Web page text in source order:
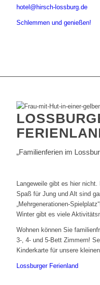
hotel@hirsch-lossburg.de
Schlemmen und genießen!
„Familienferien im
Langeweile gibt es hier
Spaß für Jung und Alt sind
„Mehrgenerationen-
Winter gibt es viele
Wohnen können Sie
3-, 4- und 5-Bett Zimmern!
Kinderkarte für unsere
Lossburger Ferienland